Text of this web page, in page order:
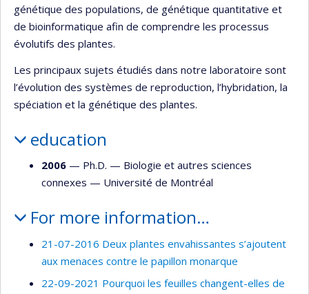
génétique des populations, de génétique quantitative et
de bioinformatique afin de comprendre les processus
évolutifs des plantes.
Les principaux sujets étudiés dans notre laboratoire sont
l’évolution des systèmes de reproduction, l’hybridation, la
spéciation et la génétique des plantes.
education
2006 — Ph.D. — Biologie et autres sciences
connexes — Université de Montréal
For more information…
21-07-2016 Deux plantes envahissantes s’ajoutent
aux menaces contre le papillon monarque
22-09-2021 Pourquoi les feuilles changent-elles de